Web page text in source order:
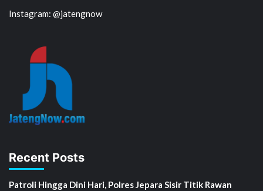
Instagram: @jatengnow
Recent Posts
Patroli Hingga Dini Hari, Polres Jepara Sisir Titik Rawan